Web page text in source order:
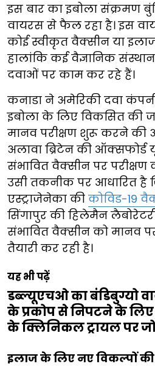
इस बार का इबोला संक्रमण
वायरस से फैल रहा है। इस
कोई स्वीकृत वैक्सीन या
हालांकि कई वैज्ञानिक
दवाओं पर काम कर रहे हैं।
कनाडा ने अमेरिकी दवा कंपनी
इबोला के लिए विकसित की
मानव परीक्षण शुरू करने की
अलावा ब्रिटेन की ऑक्सफोर्ड
संभावित वैक्सीन पर परीक्षण
उसी तकनीक पर आधारित है
एस्ट्राजेनेका की कोविड-19
सिंगापुर की हिलेमैन
संभावित वैक्सीन को मानव
तैयारी कर रही है।
यह भी पढ़ें
डब्ल्यूएचओ का बंडिबुग्यो
के प्रकोप से निपटने के लिए
के क्लिनिकल ट्रायल पर
इलाज के लिए नए विकल्पों